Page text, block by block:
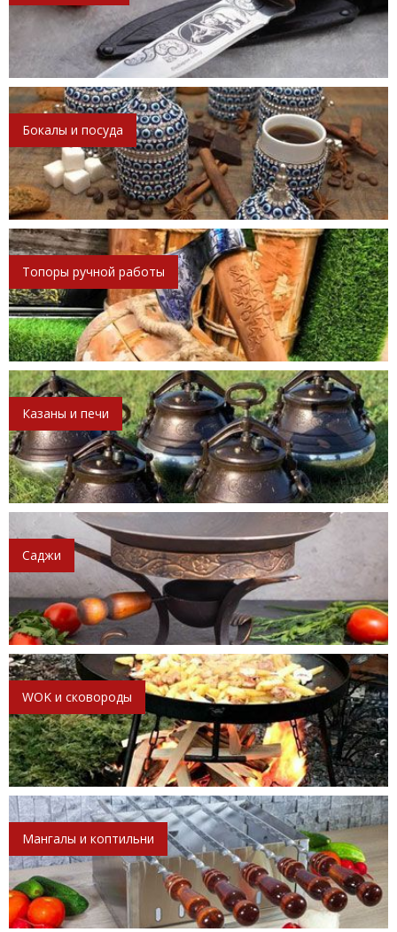
Бокалы и посуда
Топоры ручной работы
Казаны и печи
Саджи
WOK и сковороды
Мангалы и коптильни